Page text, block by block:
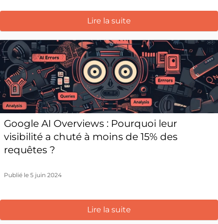
Lire la suite
Google AI Overviews : Pourquoi leur
visibilité a chuté à moins de 15% des
requêtes ?
Publié le 5 juin 2024
Lire la suite